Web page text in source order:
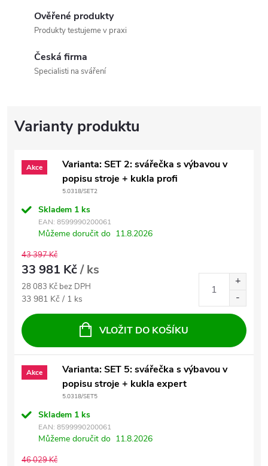
Ověřené produkty
Produkty testujeme v praxi
Česká firma
Specialisti na sváření
Akce
Varianta: SET 2: svářečka s výbavou v
popisu stroje + kukla profi
5.0318/SET2
Skladem 1 ks
EAN: 8599990200061
Můžeme doručit do 11.8.2026
43 397 Kč
33 981 Kč/ ks
28 083 Kč bez DPH
Měrná cena:
33 981 Kč / 1 ks
VLOŽIT DO KOŠÍKU
Akce
Varianta: SET 5: svářečka s výbavou v
popisu stroje + kukla expert
5.0318/SET5
Skladem 1 ks
EAN: 8599990200061
Můžeme doručit do 11.8.2026
46 029 Kč